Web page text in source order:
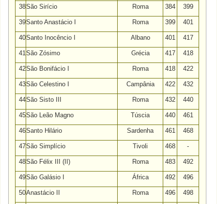
38São Sirício Roma 384 399
39Santo Anastácio I Roma 399 401
40Santo Inocêncio I Albano 401 417
41São Zósimo Grécia 417 418
42São Bonifácio I Roma 418 422
43São Celestino I Campânia 422 432
44São Sisto III Roma 432 440
45São Leão Magno Túscia 440 461
46Santo Hilário Sardenha 461 468
47São Simplício Tivoli 468 -
48São Félix III (II) Roma 483 492
49São Galásio I África 492 496
50Anastácio II Roma 496 498